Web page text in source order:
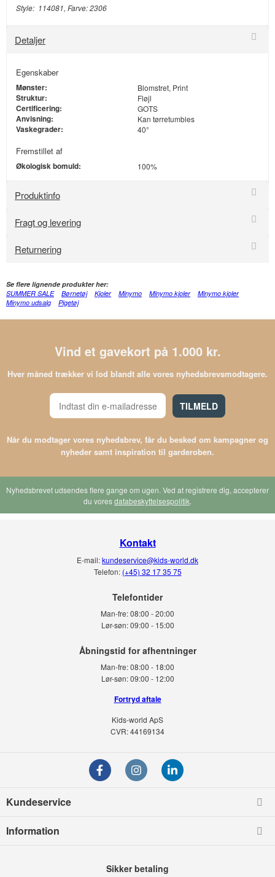
Style: 114081, Farve: 2306
Detaljer
Egenskaber
Mønster: Blomstret, Print
Struktur: Fløjl
Certificering: GOTS
Anvisning: Kan tørretumbles
Vaskegrader: 40°
Fremstillet af
Økologisk bomuld: 100%
Produktinfo
Fragt og levering
Returnering
Se flere lignende produkter her:
SUMMER SALE
Børnetøj Kjoler Minymo Minymo kjoler
Minymo kjoler
Minymo udsalg
Pigetøj
Vind et gavekort på 1.000 kr.
Hver måned trækker vi lod blandt alle vores nyhedsbrevsmodtagere.
TILMELD
Når du modtager vores nyhedsbrev, får du besked om kampagner og
nyheder samt inspiration til garderoben.
Nyhedsbrevet udsendes flere gange om ugen. Ved at registrere dig, accepterer
du voresdatabeskyttelsespolitik.
Kontakt
E-mail:kundeservice@kids-world.dk
Telefon: (+45) 32 17 35 75
Telefontider
Man-fre:08:00 - 20:00
Lør-søn: 09:00 - 15:00
Man-fre:08:00 - 18:00
Lør-søn:09:00 - 12:00
Fortryd aftale
Kids-world ApS
CVR: 44169134
Kundeservice
Information
Sikker betaling